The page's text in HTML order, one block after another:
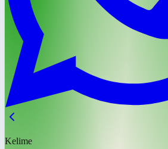
Kelime